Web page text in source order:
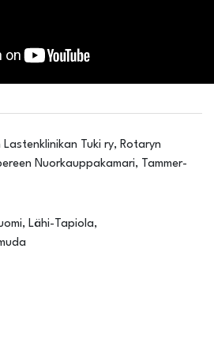
Lastenklinikan Tuki ry, Rotaryn
Nuorkauppakamari, Tammer-
Lähi-Tapiola,